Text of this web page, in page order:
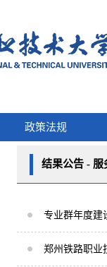
政策法规
结果公告 - 服
专业群年度建
郑州铁路职业